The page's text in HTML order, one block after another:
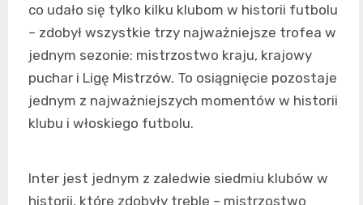
co udało się tylko kilku klubom w historii futbolu
– zdobył wszystkie trzy najważniejsze trofea w
jednym sezonie: mistrzostwo kraju, krajowy
puchar i Ligę Mistrzów. To osiągnięcie pozostaje
jednym z najważniejszych momentów w historii
klubu i włoskiego futbolu.
Inter jest jednym z zaledwie siedmiu klubów w
historii, które zdobyły treble – mistrzostwo